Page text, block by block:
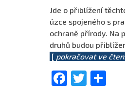
Jde o přiblížení
úzce spojeného s
ochraně přírody. Na
druhů budou
[ pokračovat ve